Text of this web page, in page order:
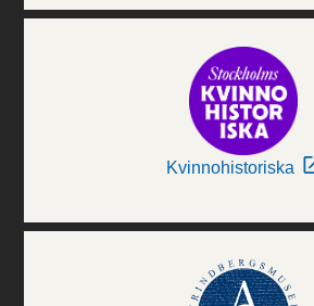
Kvinnohistoriska